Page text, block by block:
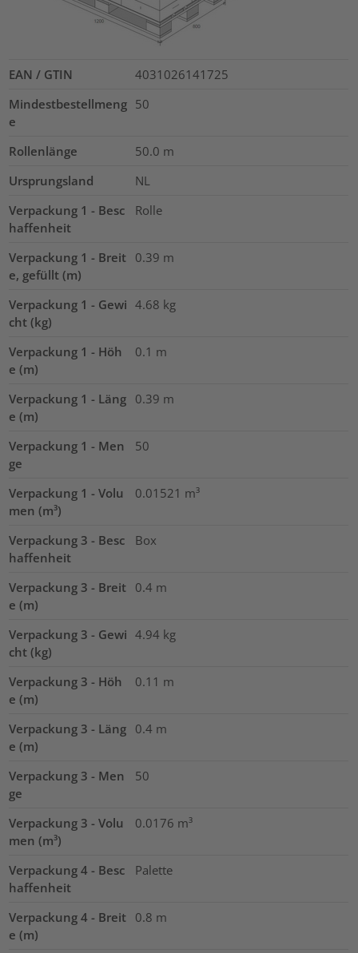
EAN / GTIN
4031026141725
Mindestbestellmeng
e
50
Rollenlänge 50.0 m
Ursprungsland
NL
Verpackung 1 - Besc
haffenheit
Rolle
Verpackung 1 - Breit
e, gefüllt (m)
0.39 m
Verpackung 1 - Gewi
cht (kg)
4.68 kg
Verpackung 1 - Höh
e (m)
0.1 m
Verpackung 1 - Läng
e (m)
0.39 m
Verpackung 1 - Men
ge
50
Verpackung 1 - Volu
men (m³)
0.01521 m³
Verpackung 3 - Besc
haffenheit
Box
Verpackung 3 - Breit
e (m)
0.4 m
Verpackung 3 - Gewi
cht (kg)
4.94 kg
Verpackung 3 - Höh
e (m)
0.11 m
Verpackung 3 - Läng
e (m)
0.4 m
Verpackung 3 - Men
ge
50
Verpackung 3 - Volu
men (m³)
0.0176 m³
Verpackung 4 - Besc
haffenheit
Palette
Verpackung 4 - Breit
e (m)
0.8 m